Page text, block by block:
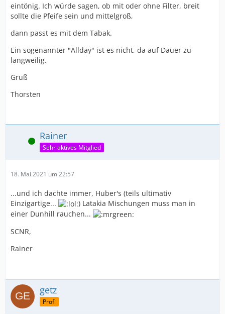
eintönig. Ich würde sagen, ob mit oder ohne Filter, breit
sollte die Pfeife sein und mittelgroß,
dann passt es mit dem Tabak.
Ein sogenannter "Allday" ist es nicht, da auf Dauer zu
langweilig.
Gruß
Thorsten
Online Rainer
Sehr aktives Mitglied
18. Mai 2021 um 22:57
...und ich dachte immer, Huber's (teils ultimativ
Einzigartige...
) Latakia Mischungen muss man in
einer Dunhill rauchen...
SCNR,
Rainer
getz
Profi